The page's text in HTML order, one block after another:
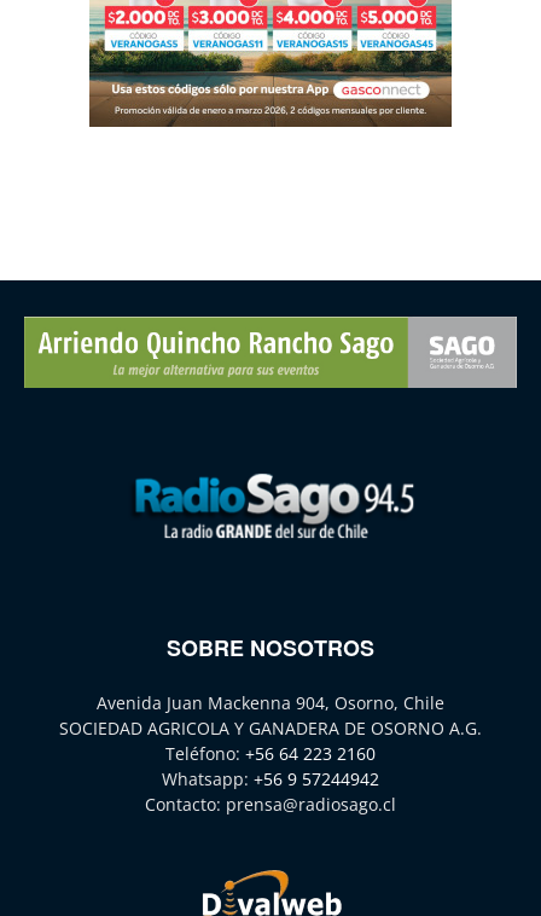
SOBRE NOSOTROS
Avenida Juan Mackenna 904, Osorno, Chile
SOCIEDAD AGRICOLA Y GANADERA DE OSORNO A.G.
Teléfono: +56 64 223 2160
Whatsapp: +56 9 57244942
Contacto: prensa@radiosago.cl